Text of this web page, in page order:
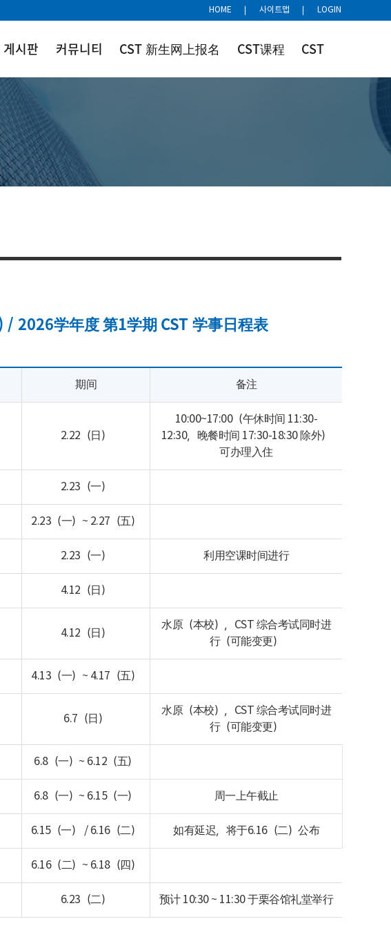
HOME 사이트맵 LOGIN
게시판 커뮤니티 CST 新生网上报名 CST课程 CST
/ 2026学年度 第1学期 CST 学事日程表
期间 备注
2.22（日）
10:00~17:00（午休时间 11:30-
12:30，晚餐时间 17:30-18:30 除外）
可办理入住
2.23（一）
2.23（一）~ 2.27（五）
2.23（一） 利用空课时间进行
4.12（日）
4.12（日）
水原（本校），CST 综合考试同时进
行（可能变更）
4.13（一）~ 4.17（五）
6.7（日）
水原（本校），CST 综合考试同时进
行（可能变更）
6.8（一）~ 6.12（五）
6.8（一）~ 6.15（一） 周一上午截止
6.15（一） / 6.16（二） 如有延迟，将于6.16（二）公布
6.16（二）~ 6.18（四）
6.23（二） 预计 10:30 ~ 11:30 于栗谷馆礼堂举行